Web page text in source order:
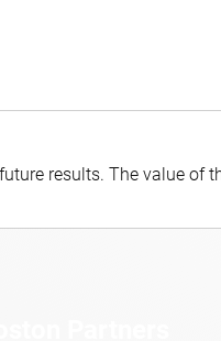
results. The value of